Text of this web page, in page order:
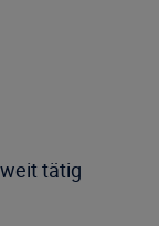
tätig